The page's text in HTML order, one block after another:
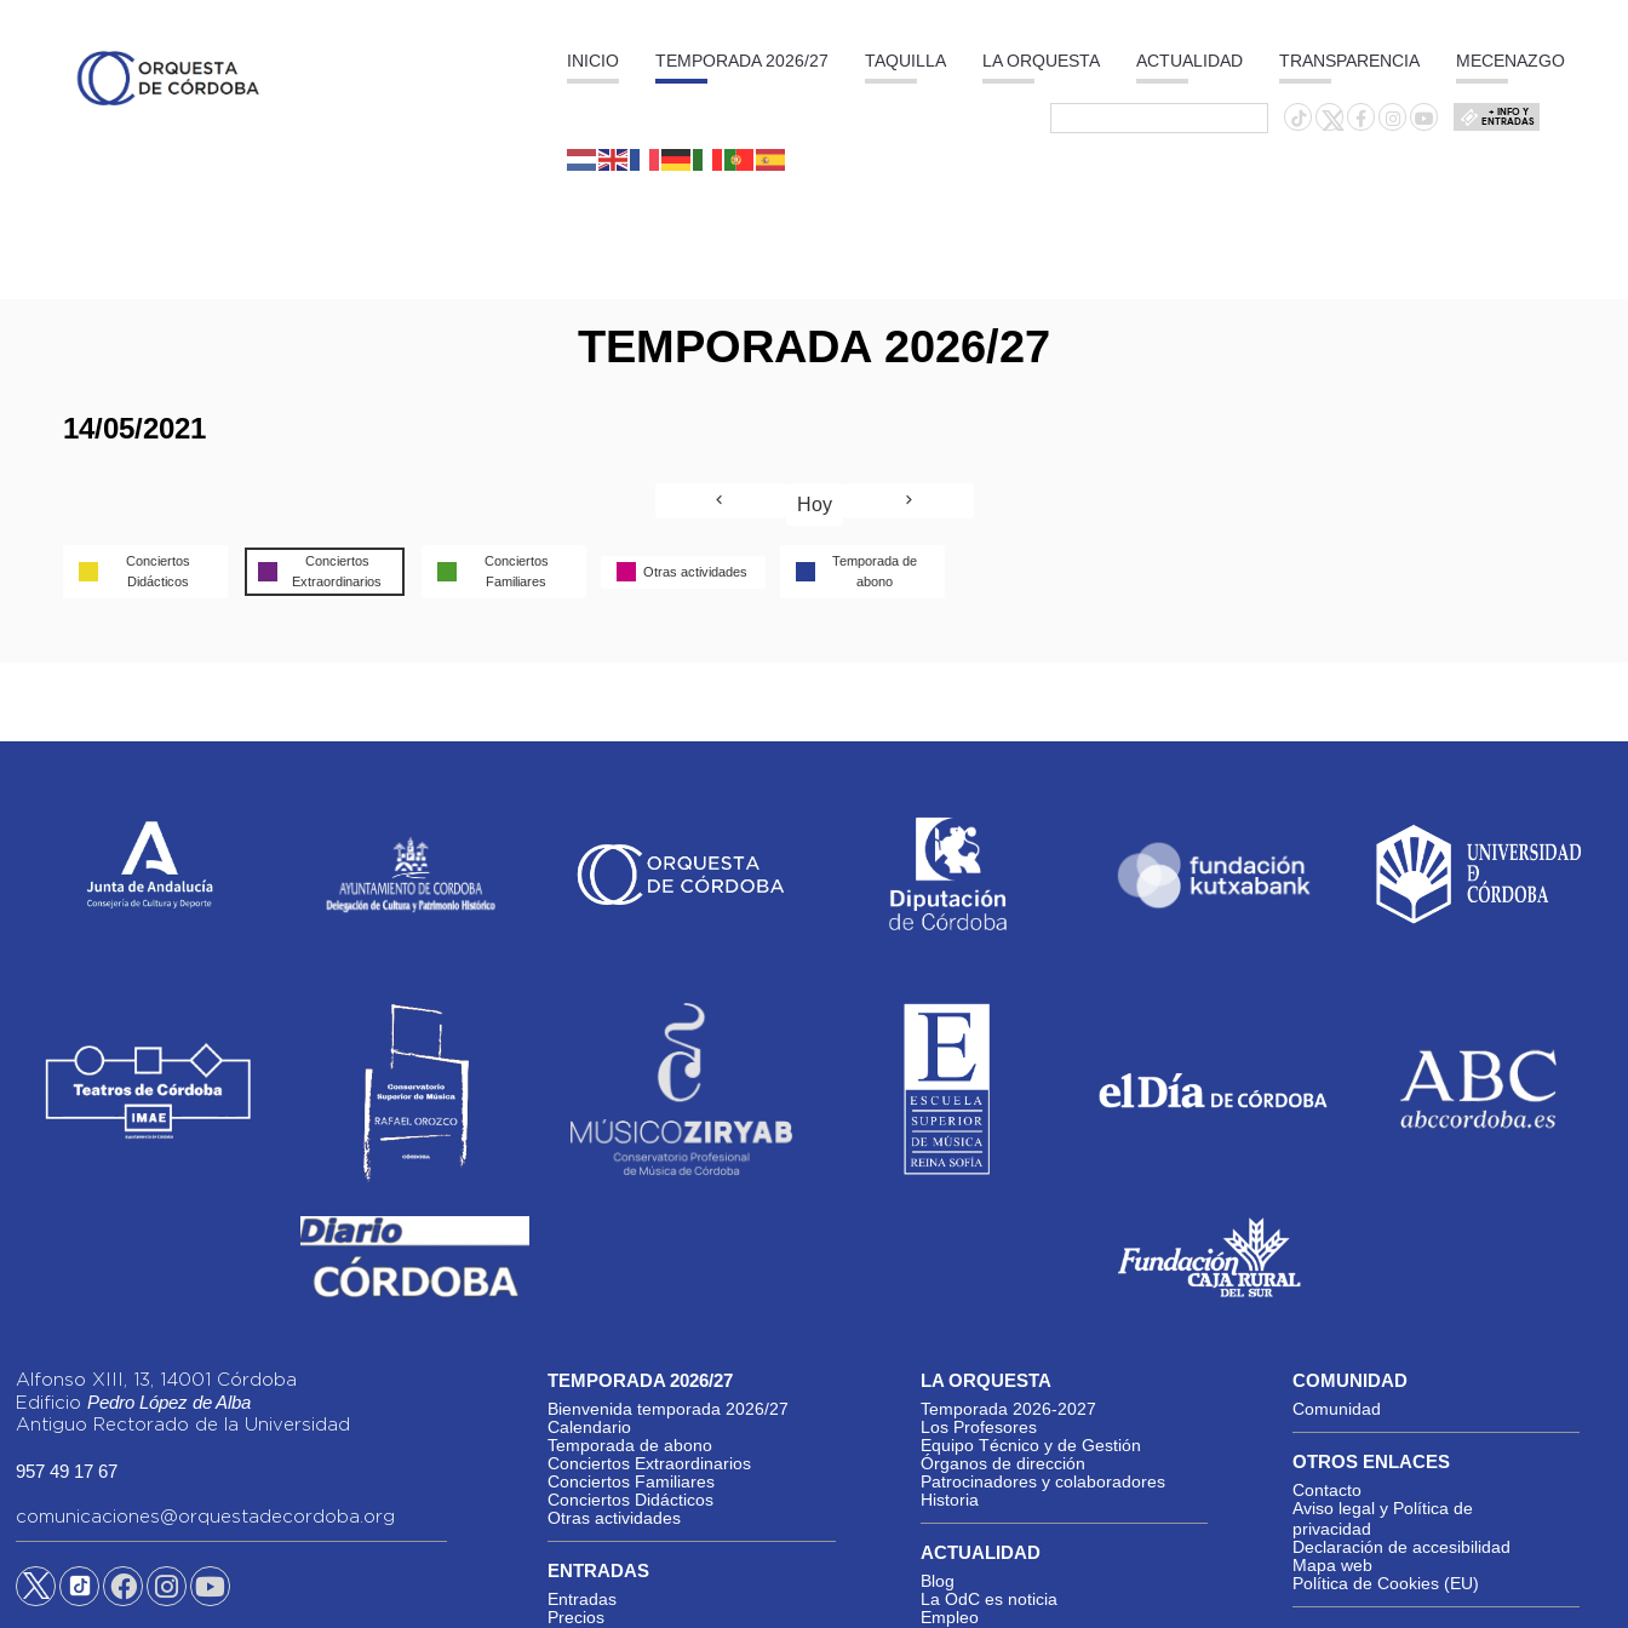
INICIO TEMPORADA 2026/27 TAQUILLA LA ORQUESTA ACTUALIDAD TRANSPARENCIA MECENAZGO
+ INFO Y
ENTRADAS
TEMPORADA 2026/27
14/05/2021
Hoy
Conciertos
Didácticos
Conciertos
Extraordinarios
Conciertos
Familiares
Otras actividades
Temporada de
abono
Alfonso XIII, 13, 14001 Córdoba
Edificio Pedro López de Alba
Antiguo Rectorado de la Universidad
957 49 17 67
comunicaciones@orquestadecordoba.org
TEMPORADA 2026/27
Bienvenida temporada 2026/27
Calendario
Temporada de abono
Conciertos Extraordinarios
Conciertos Familiares
Conciertos Didácticos
Otras actividades
ENTRADAS
Entradas
Precios
LA ORQUESTA
Temporada 2026-2027
Los Profesores
Equipo Técnico y de Gestión
Órganos de dirección
Patrocinadores y colaboradores
Historia
ACTUALIDAD
Blog
La OdC es noticia
Empleo
COMUNIDAD
Comunidad
OTROS ENLACES
Contacto
Aviso legal y Política de
privacidad
Declaración de accesibilidad
Mapa web
Política de Cookies (EU)